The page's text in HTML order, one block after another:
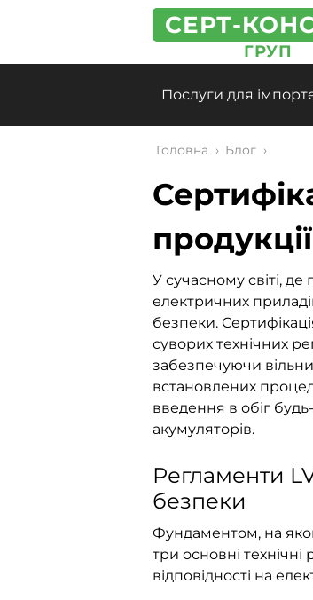
СЕРТ-
ГРУП
Послуги для
Головна › Блог ›
продукції
У сучасному світі,
електричних
безпеки.
суворих технічних
забезпечуючи
встановлених
введення в обіг
акумуляторів.
Регламенти
безпеки
Фундаментом, на
три основні
відповідності на